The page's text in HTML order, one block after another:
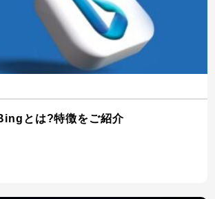
とは?特徴をご紹介